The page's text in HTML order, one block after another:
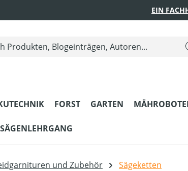
EIN
FORST GARTEN
und Zubehör Sägeketten